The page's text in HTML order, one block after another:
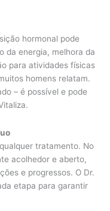
hormonal pode
da energia, melhora da
para atividades físicas
homens relatam.
– é possível e pode
tratamento. No
acolhedor e aberto,
e progressos. O Dr.
etapa para garantir